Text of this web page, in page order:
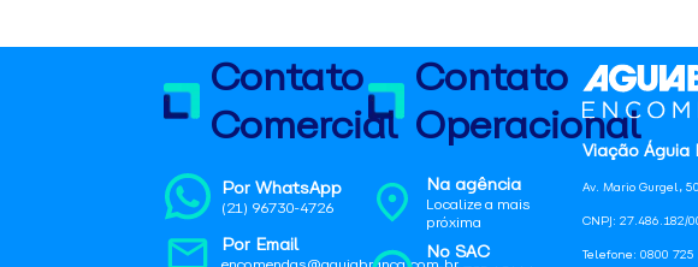
Viação Águia
Av. Mario Gurgel,
CNPJ: 27.486.182/
Telefone: 0800
Contato
Comercial
Por WhatsApp
(21) 96730-4726
Por Email
Contato
Operacional
Na agência
Localize a mais
próxima
No SAC